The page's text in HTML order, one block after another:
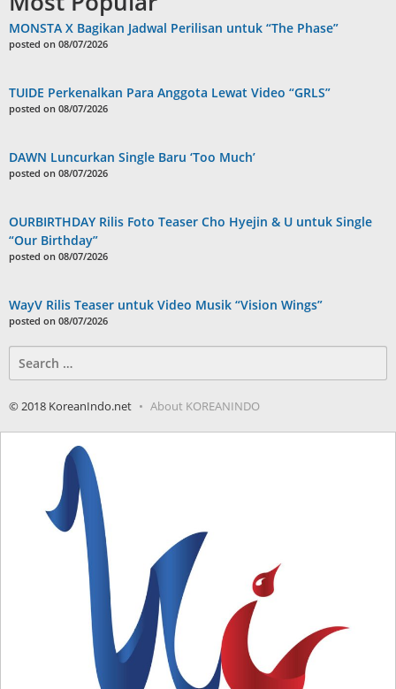
MONSTA X Bagikan Jadwal Perilisan untuk “The Phase”
posted on 08/07/2026
TUIDE Perkenalkan Para Anggota Lewat Video “GRLS”
posted on 08/07/2026
DAWN Luncurkan Single Baru ‘Too Much’
posted on 08/07/2026
OURBIRTHDAY Rilis Foto Teaser Cho Hyejin & U untuk Single
“Our Birthday”
posted on 08/07/2026
WayV Rilis Teaser untuk Video Musik “Vision Wings”
posted on 08/07/2026
for:
© 2018 KoreanIndo.net About KOREANINDO